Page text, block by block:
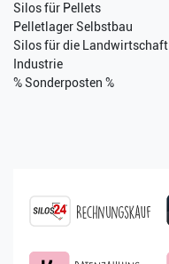
Silos für Pellets
Pelletlager Selbstbau
Silos für die Landwirtschaft
Industrie
% Sonderposten %